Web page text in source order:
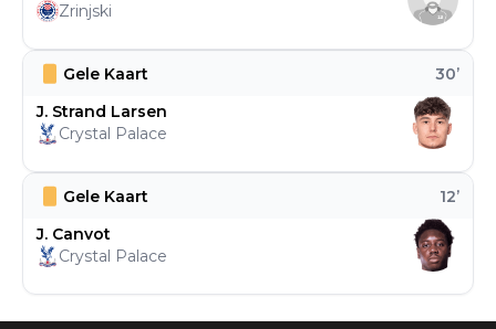
Gele Kaart 12’
J. Canvot
Crystal Palace
Gele Kaart 30’
J. Strand Larsen
Crystal Palace
Zrinjski